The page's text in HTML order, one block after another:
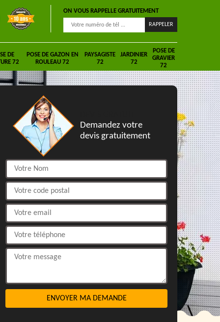
ON VOUS RAPPELLE GRATUITEMENT
DE
72
POSE DE GAZON EN
ROULEAU 72
PAYSAGISTE
72
JARDINIER
72
POSE DE
GRAVIER
72
Demandez votre
devis gratuitement